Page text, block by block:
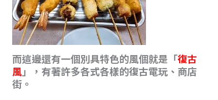
而這邊還有一個別具特色的風個就是「復古
風」，有著許多各式各樣的復古電玩、商店
街。